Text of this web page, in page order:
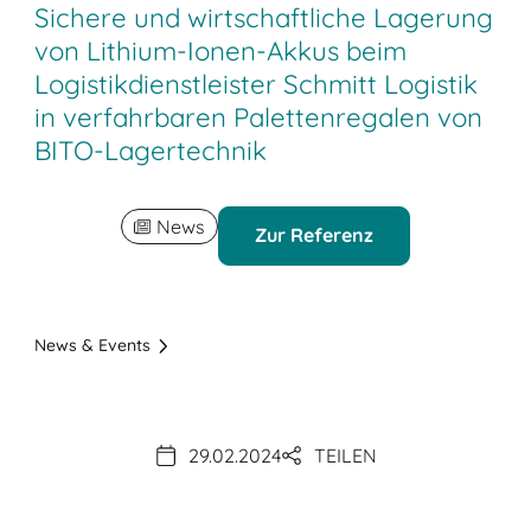
Sichere und wirtschaftliche Lagerung
von Lithium-Ionen-Akkus beim
Logistikdienstleister Schmitt Logistik
in verfahrbaren Palettenregalen von
BITO-Lagertechnik
News Zur Referenz
News & Events
29.02.2024 TEILEN